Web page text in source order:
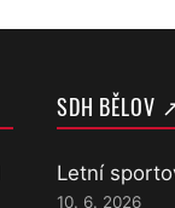
SDH BĚLOV
Letní
10. 6. 2026